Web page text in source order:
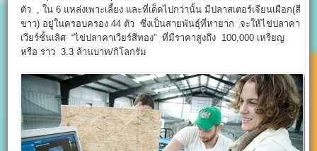
ตัว , ใน 6 แหล่งเพาะเลี้ยง และที่เด็ดไปกว่านั้น มีปลาสเตอร์เจียนเผือก(สี
ขาว) อยู่ในครอบครอง 44 ตัว ซึ่งเป็นสายพันธุ์ที่หายาก จะให้ไข่ปลาคา
เวียร์ชั้นเลิศ “ไข่ปลาคาเวียร์สีทอง” ที่มีราคาสูงถึง 100,000 เหรียญ
หรือ ราว 3.3 ล้านบาท/กิโลกรัม